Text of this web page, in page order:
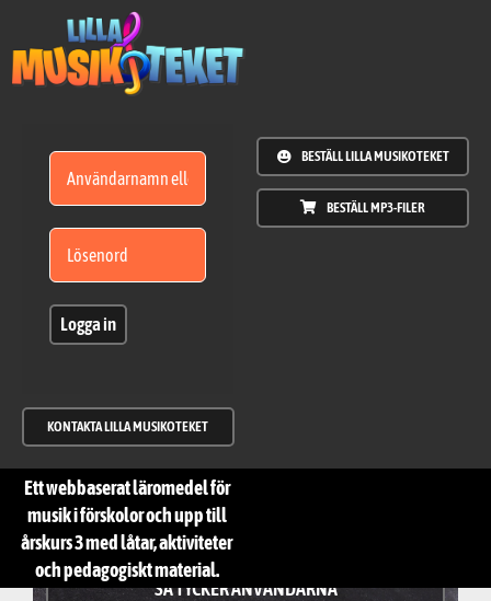
innehållet
Logga in
BESTÄLL LILLA MUSIKOTEKET
BESTÄLL MP3-FILER
KONTAKTA LILLA MUSIKOTEKET
Ett webbaserat läromedel för
musik i förskolor och upp till
årskurs 3 med låtar, aktiviteter
och pedagogiskt material.
SÅ TYCKER ANVÄNDARNA